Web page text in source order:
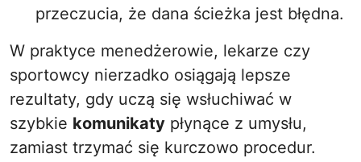
przeczucia, że dana ścieżka jest błędna.
W praktyce menedżerowie, lekarze czy
sportowcy nierzadko osiągają lepsze
rezultaty, gdy uczą się wsłuchiwać w
szybkie komunikaty płynące z umysłu,
zamiast trzymać się kurczowo procedur.